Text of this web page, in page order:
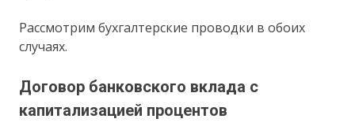
Рассмотрим бухгалтерские проводки в обоих
случаях.
Договор банковского вклада с
капитализацией процентов